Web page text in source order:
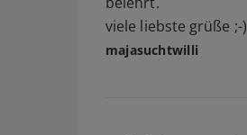
viele liebste grüße ;-)
majasuchtwilli